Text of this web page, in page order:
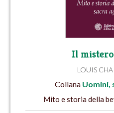
Il
LOUIS
Collana Uomini,
Mito e storia della